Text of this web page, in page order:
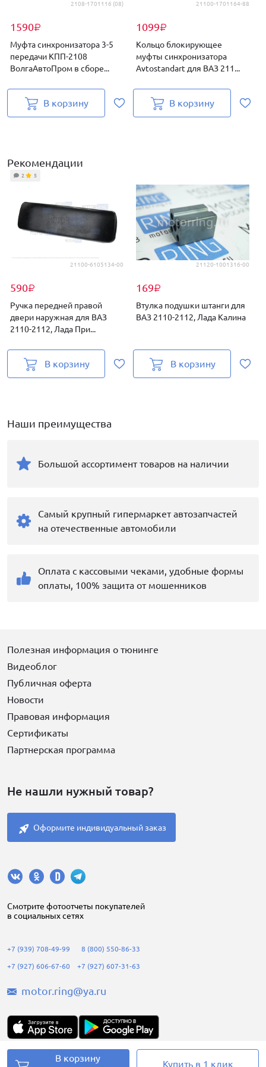
В корзину
Купить в 1 клик
2108-1701116 (08)
1590₽
Муфта синхронизатора 3-5
передачи КПП-2108
ВолгаАвтоПром в сборе...
В корзину
21100-1701164-88
1099₽
Кольцо блокирующее
муфты синхронизатора
Avtostandart для ВАЗ 211...
В корзину
Рекомендации
21100-6105134-00
590₽
2 5
Ручка передней правой
двери наружная для ВАЗ
2110-2112, Лада При...
В корзину
21120-1001316-00
169₽
Втулка подушки штанги для
ВАЗ 2110-2112, Лада Калина
В корзину
Наши преимущества
Большой ассортимент товаров на наличии
Самый крупный гипермаркет автозапчастей
на отечественные автомобили
Оплата с кассовыми чеками, удобные формы
оплаты, 100% защита от мошенников
Полезная информация о тюнинге
Видеоблог
Публичная оферта
Новости
Правовая информация
Сертификаты
Партнерская программа
Не нашли нужный товар?
Оформите индивидуальный заказ
Cмотрите фотоотчеты покупателей
в социальных сетях
+7 (939) 708-49-99
+7 (927) 606-67-60
8 (800) 550-86-33
+7 (927) 607-31-63
motor.ring@ya.ru
Motorring.ru © 2008-2026